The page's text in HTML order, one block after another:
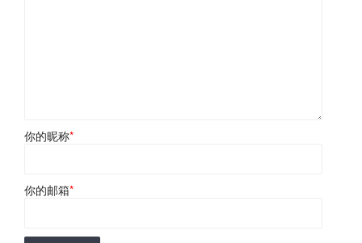
你的昵称*
你的邮箱*